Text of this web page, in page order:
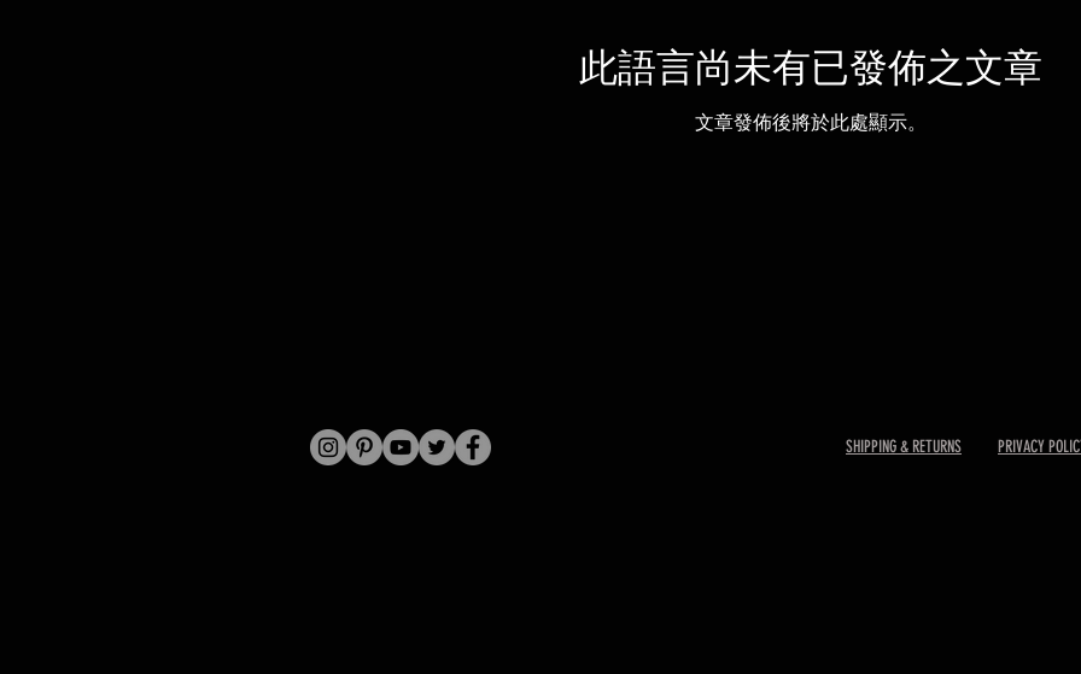
此語言尚未有已發佈之文章
文章發佈後將於此處顯示。
SHIPPING & RETURNS PRIVACY